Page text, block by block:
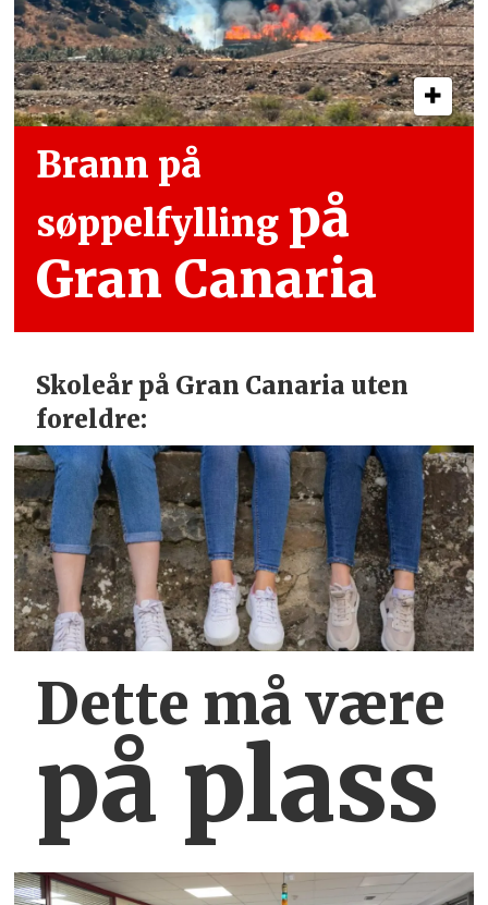
Brann på
søppelfylling på
Gran Canaria
Skoleår på Gran Canaria uten
foreldre:
Dette må være
på plass